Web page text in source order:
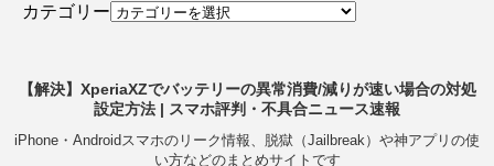
カテゴリー
【解決】XperiaXZでバッテリーの異常消費/減りが速い場合の対処
設定方法 | スマホ評判・不具合ニュース速報
iPhone・Androidスマホのリーク情報、脱獄（Jailbreak）や神アプリの使
い方などのまとめサイトです